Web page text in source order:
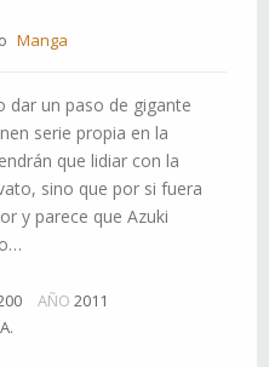
Manga
dar un paso de gigante
serie propia en la
que lidiar con la
sino que por si fuera
y parece que Azuki
AÑO 2011